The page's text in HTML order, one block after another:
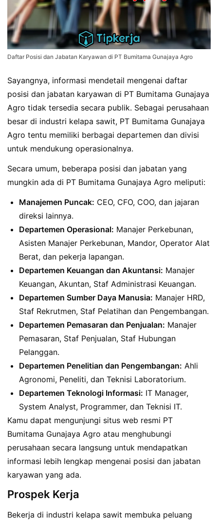
Daftar Posisi dan Jabatan Karyawan di PT Bumitama Gunajaya Agro
Sayangnya, informasi mendetail mengenai daftar
posisi dan jabatan karyawan di PT Bumitama Gunajaya
Agro tidak tersedia secara publik. Sebagai perusahaan
besar di industri kelapa sawit, PT Bumitama Gunajaya
Agro tentu memiliki berbagai departemen dan divisi
untuk mendukung operasionalnya.
Secara umum, beberapa posisi dan jabatan yang
mungkin ada di PT Bumitama Gunajaya Agro meliputi:
Manajemen Puncak: CEO, CFO, COO, dan jajaran
direksi lainnya.
Departemen Operasional: Manajer Perkebunan,
Asisten Manajer Perkebunan, Mandor, Operator Alat
Berat, dan pekerja lapangan.
Departemen Keuangan dan Akuntansi: Manajer
Keuangan, Akuntan, Staf Administrasi Keuangan.
Departemen Sumber Daya Manusia: Manajer HRD,
Staf Rekrutmen, Staf Pelatihan dan Pengembangan.
Departemen Pemasaran dan Penjualan: Manajer
Pemasaran, Staf Penjualan, Staf Hubungan
Pelanggan.
Departemen Penelitian dan Pengembangan: Ahli
Agronomi, Peneliti, dan Teknisi Laboratorium.
Departemen Teknologi Informasi: IT Manager,
System Analyst, Programmer, dan Teknisi IT.
Kamu dapat mengunjungi situs web resmi PT
Bumitama Gunajaya Agro atau menghubungi
perusahaan secara langsung untuk mendapatkan
informasi lebih lengkap mengenai posisi dan jabatan
karyawan yang ada.
Prospek Kerja
Bekerja di industri kelapa sawit membuka peluang